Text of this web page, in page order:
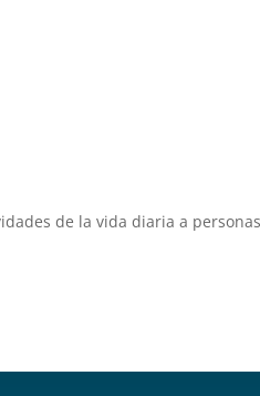
de la vida diaria a